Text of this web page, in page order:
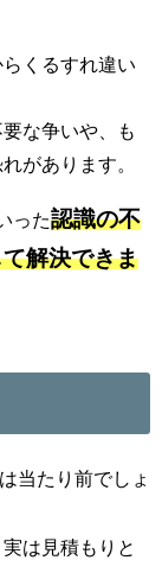
くるすれ違い
な争いや、も
があります。
った認識の不
解決できま
当たり前でしょ
は見積もりと